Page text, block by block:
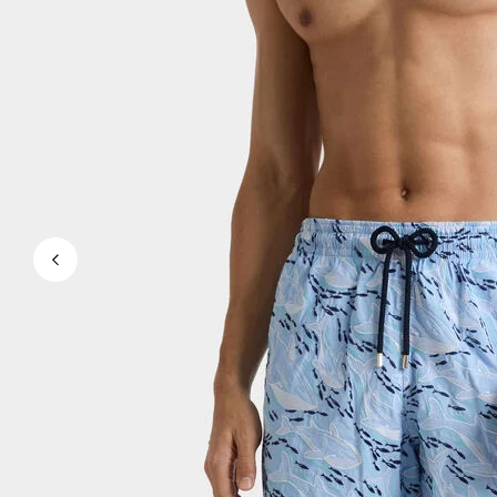
Magici
Vedi tutti i Costumi da bagno
Abbigliamento
Camicie
Bermuda
Pullover e Cardigan
Capispalla
Pantaloni
Maglieria
T-shirts
Modelli lounge
Vedi tutti i Abbigliamento
Taglie forti
Vedi tutti i Taglie forti